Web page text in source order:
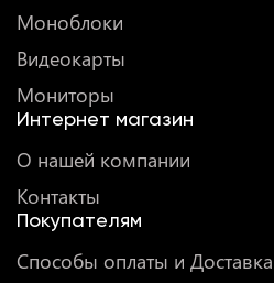
Моноблоки
Видеокарты
Мониторы
Интернет магазин
О нашей компании
Контакты
Покупателям
Способы оплаты и Доставка